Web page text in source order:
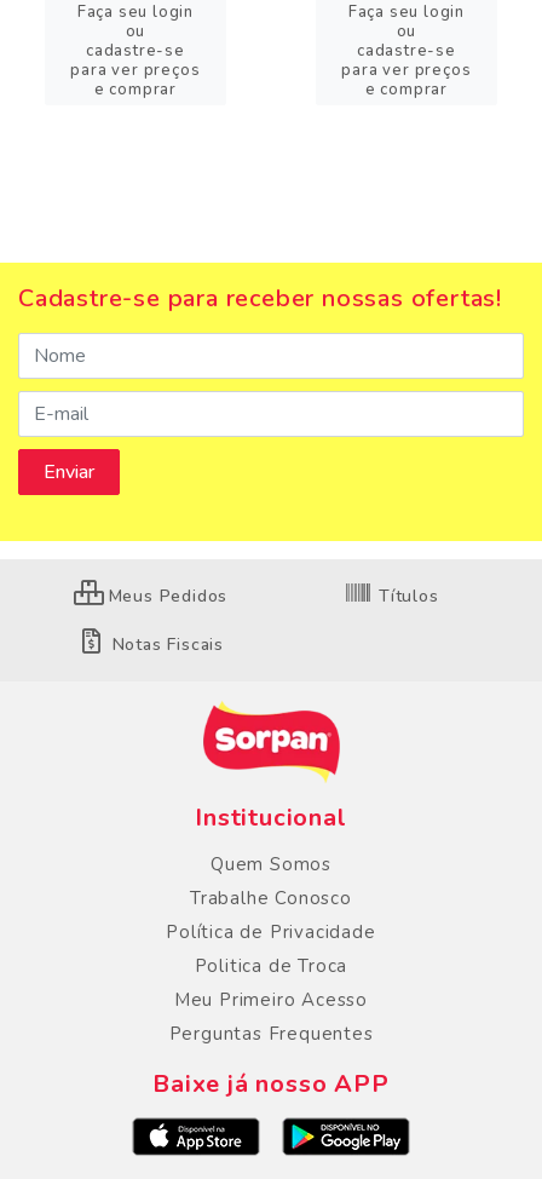
Faça seu login
ou
cadastre-se
para ver preços
e comprar
Faça seu login
ou
cadastre-se
para ver preços
e comprar
Cadastre-se para receber nossas ofertas!
Meus Pedidos Títulos
Notas Fiscais
Institucional
Quem Somos
Trabalhe Conosco
Política de Privacidade
Politica de Troca
Meu Primeiro Acesso
Perguntas Frequentes
Baixe já nosso APP